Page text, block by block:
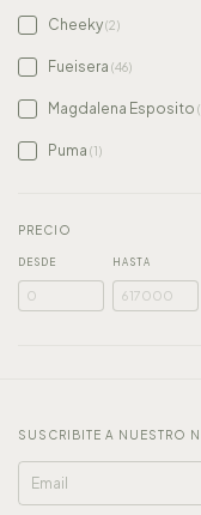
Cheeky(2)
Fueisera (46)
Magdalena Esposito
Puma (1)
PRECIO
DESDE HASTA
SUSCRIBITE A NUESTRO